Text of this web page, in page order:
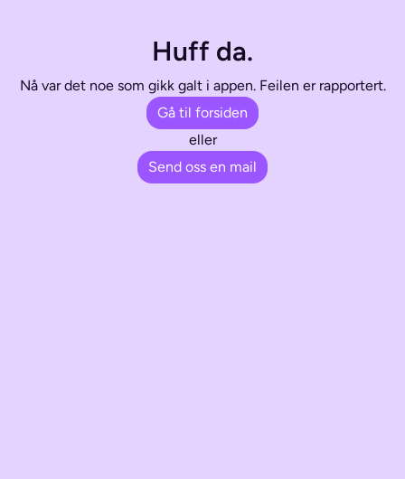
Huff da.
Nå var det noe som gikk galt i appen. Feilen er rapportert.
Gå til forsiden
eller
Send oss en mail